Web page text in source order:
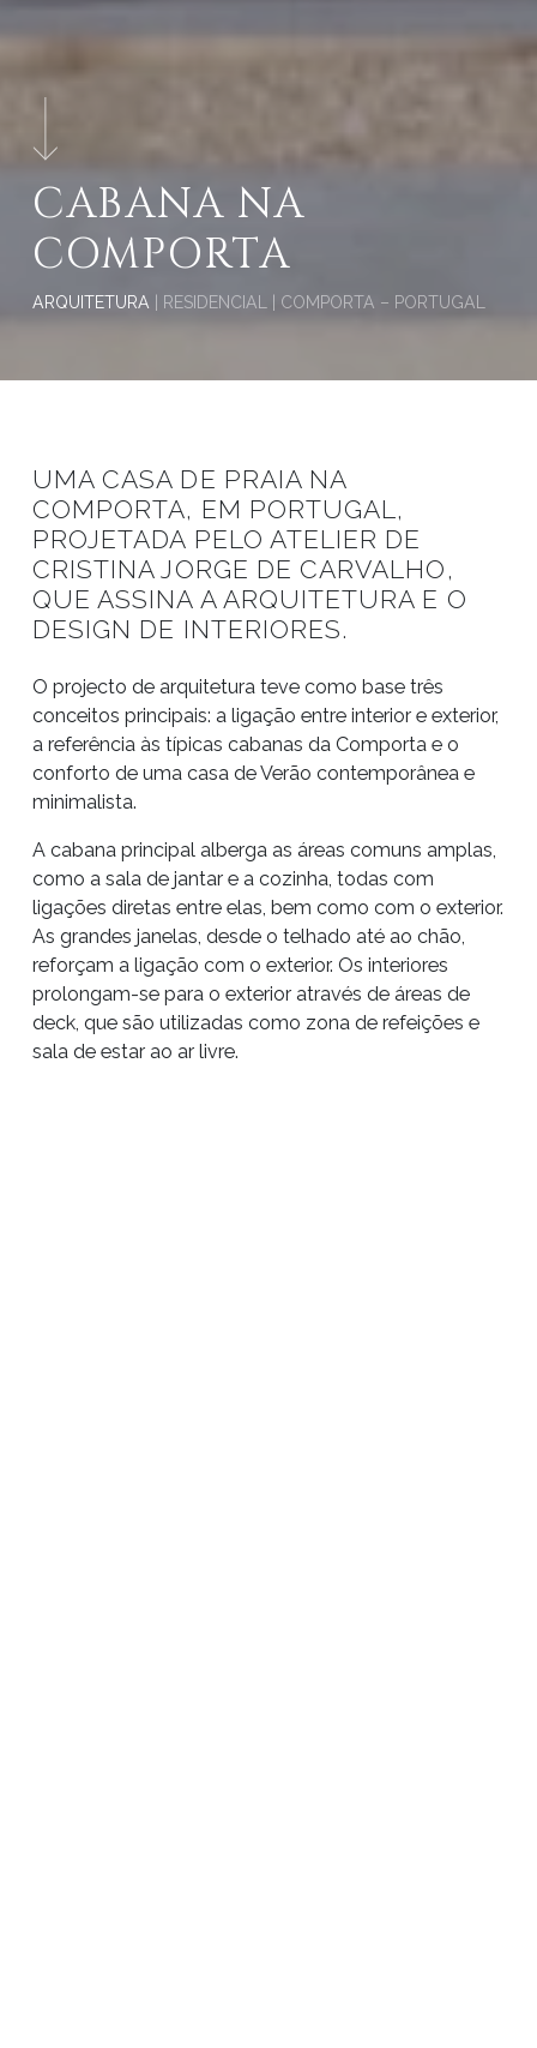
CABANA NA
COMPORTA
ARQUITETURA | RESIDENCIAL | COMPORTA – PORTUGAL
UMA CASA DE PRAIA NA
COMPORTA, EM PORTUGAL,
PROJETADA PELO ATELIER DE
CRISTINA JORGE DE CARVALHO,
QUE ASSINA A ARQUITETURA E O
DESIGN DE INTERIORES.
O projecto de arquitetura teve como base três
conceitos principais: a ligação entre interior e exterior,
a referência às típicas cabanas da Comporta e o
conforto de uma casa de Verão contemporânea e
minimalista.
A cabana principal alberga as áreas comuns amplas,
como a sala de jantar e a cozinha, todas com
ligações diretas entre elas, bem como com o exterior.
As grandes janelas, desde o telhado até ao chão,
reforçam a ligação com o exterior. Os interiores
prolongam-se para o exterior através de áreas de
deck, que são utilizadas como zona de refeições e
sala de estar ao ar livre.